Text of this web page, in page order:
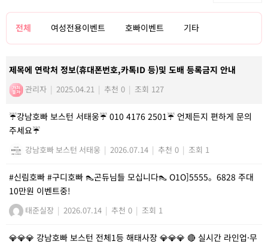
전체 여성전용이벤트 호빠이벤트 기타
제목에 연락처 정보(휴대폰번호,카톡ID 등)및 도배 등록금지 안내
관리자 | 2025.04.21 | 추천 0 | 조회 127
☔️강남호빠 보스턴 서태웅☔️ 010 4176 2501☔️ 언제든지 편하게 문의
주세요☔️
강남호빠 보스턴 서태웅 | 2026.07.14 | 추천 0 | 조회 1
#신림호빠 #구디호빠 👠곤듀님들 모십니다👠 O1O]5555。6828 주대
10만원 이벤트중!
태준실장 | 2026.07.14 | 추천 0 | 조회 1
💎💎💎 강남호빠 보스턴 전체1등 해태사장 💎💎💎 🔴 실시간 라인업·무